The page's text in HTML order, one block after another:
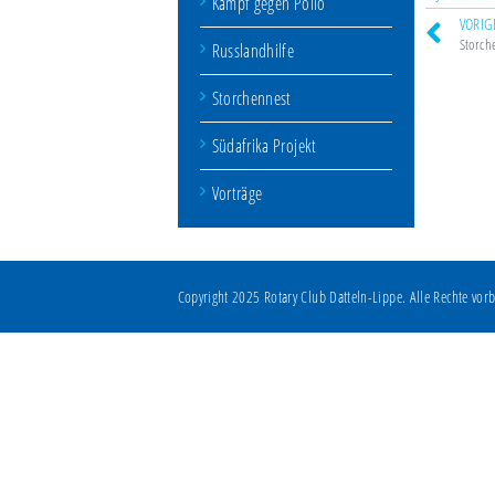
Russlandhilfe
Storchennest
Südafrika Projekt
Vorträge
Copyright 2025 Rotary Club Datteln-Lippe. Alle Rechte